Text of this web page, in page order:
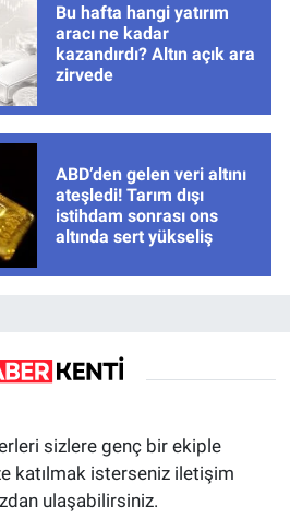
Bu hafta hangi yatırım
aracı ne kadar
kazandırdı? Altın açık ara
zirvede
ABD’den gelen veri altını
ateşledi! Tarım dışı
istihdam sonrası ons
altında sert yükseliş
sizlere genç bir ekiple
katılmak isterseniz iletişim
ulaşabilirsiniz.